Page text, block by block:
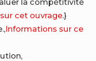
cet ouvrage.}
Informations sur ce